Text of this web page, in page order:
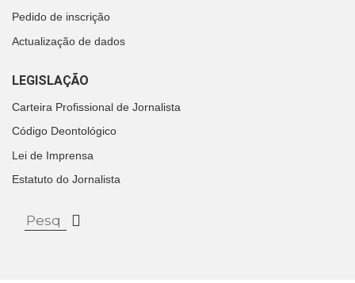
Pedido de inscrição
Actualização de dados
LEGISLAÇÃO
Carteira Profissional de Jornalista
Código Deontológico
Lei de Imprensa
Estatuto do Jornalista